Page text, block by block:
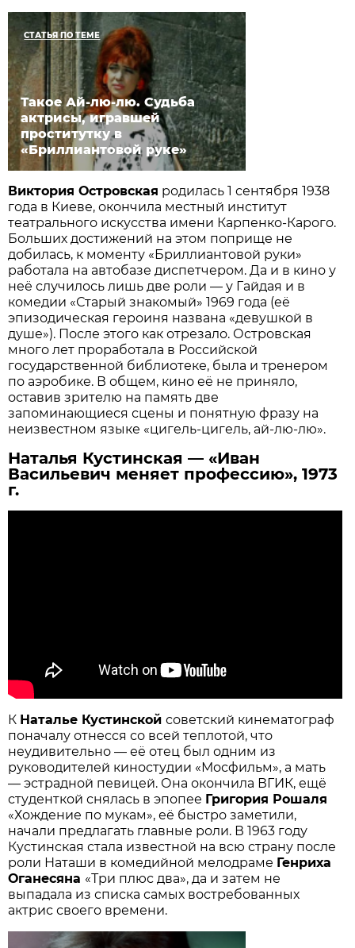
СТАТЬЯ ПО ТЕМЕ
Такое Ай-лю-лю. Судьба
актрисы, игравшей
проститутку в
«Бриллиантовой руке»
Виктория Островская родилась 1 сентября 1938
года в Киеве, окончила местный институт
театрального искусства имени Карпенко-Карого.
Больших достижений на этом поприще не
добилась, к моменту «Бриллиантовой руки»
работала на автобазе диспетчером. Да и в кино у
неё случилось лишь две роли — у Гайдая и в
комедии «Старый знакомый» 1969 года (её
эпизодическая героиня названа «девушкой в
душе»). После этого как отрезало. Островская
много лет проработала в Российской
государственной библиотеке, была и тренером
по аэробике. В общем, кино её не приняло,
оставив зрителю на память две
запоминающиеся сцены и понятную фразу на
неизвестном языке «цигель-цигель, ай-лю-лю».
Наталья Кустинская — «Иван
Васильевич меняет профессию», 1973
г.
К Наталье Кустинскойсоветский кинематограф
поначалу отнесся со всей теплотой, что
неудивительно — её отец был одним из
руководителей киностудии «Мосфильм», а мать
— эстрадной певицей. Она окончила ВГИК, ещё
студенткой снялась в эпопее Григория Рошаля
«Хождение по мукам», её быстро заметили,
начали предлагать главные роли. В 1963 году
Кустинская стала известной на всю страну после
роли Наташи в комедийной мелодраме Генриха
Оганесяна «Три плюс два», да и затем не
выпадала из списка самых востребованных
актрис своего времени.